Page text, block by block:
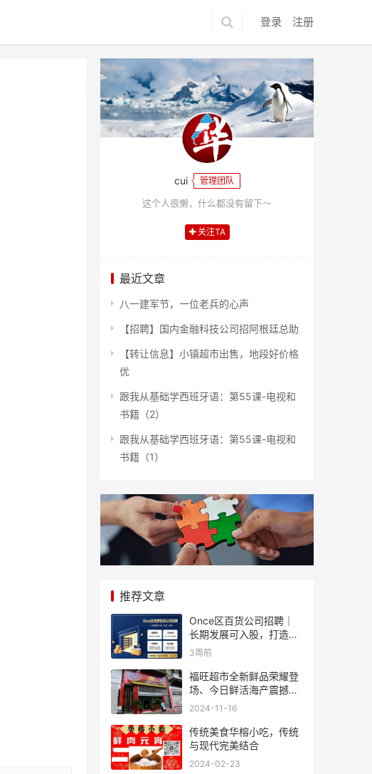
登录 注册
cui 管理团队
这个人很懒，什么都没有留下～
关注TA
最近文章
八一建军节，一位老兵的心声
【招聘】国内金融科技公司招阿根廷总助
【转让信息】小镇超市出售，地段好价格
优
跟我从基础学西班牙语：第55课-电视和
书籍（2）
跟我从基础学西班牙语：第55课-电视和
书籍（1）
推荐文章
Once区百货公司招聘｜
长期发展可入股，打造个
人事业
3周前
福旺超市全新鲜品荣耀登
场、今日鲜活海产震撼来
袭！
2024-11-16
传统美食华榕小吃，传统
与现代完美结合
2024-02-23